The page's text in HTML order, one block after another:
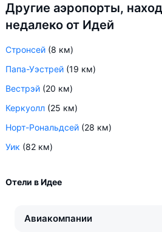
Другие аэропорты,
недалеко от Идей
Стронсей (8 км)
Папа-Уэстрей (19 км)
Вестрэй (20 км)
Керкуолл (25 км)
Норт-Рональдсей (28 км)
Уик (82 км)
Отели в Идее
Авиакомпании